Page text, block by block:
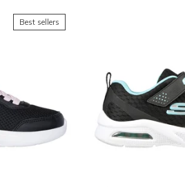
Best sellers